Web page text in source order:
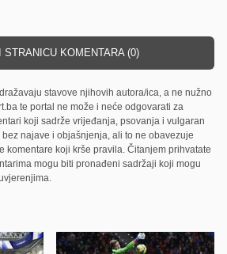
STRANICU KOMENTARA (0)
stavove njihovih autora/ica, a ne nužno
te portal ne može i neće odgovarati za
koji sadrže vrijeđanja, psovanja i vulgaran
najave i objašnjenja, ali to ne obavezuje
komentare koji krše pravila. Čitanjem prihvatate
mogu biti pronađeni sadržaji koji mogu